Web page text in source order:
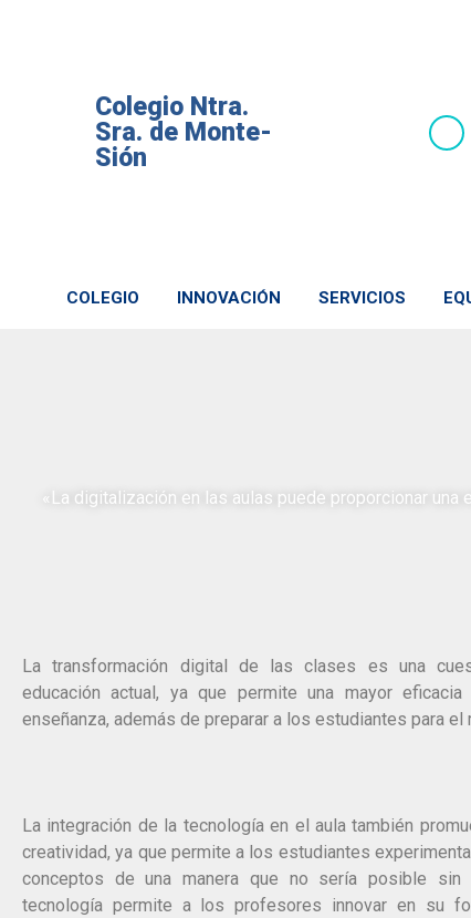
Colegio Ntra.
Sra. de Monte-
Sión
COLEGIO INNOVACIÓN SERVICIOS
«La digitalización en las aulas puede proporcionar una
La transformación digital de las clases es una
educación actual, ya que permite una mayor
enseñanza, además de preparar a los estudiantes para el
La integración de la tecnología en el aula también
creatividad, ya que permite a los estudiantes
conceptos de una manera que no sería posible sin
tecnología permite a los profesores innovar en su